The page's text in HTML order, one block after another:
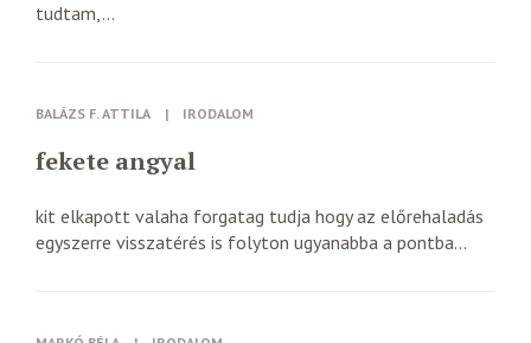
tudtam,...
BALÁZS F. ATTILA | IRODALOM
fekete angyal
kit elkapott valaha forgatag tudja hogy az előrehaladás
egyszerre visszatérés is folyton ugyanabba a pontba...